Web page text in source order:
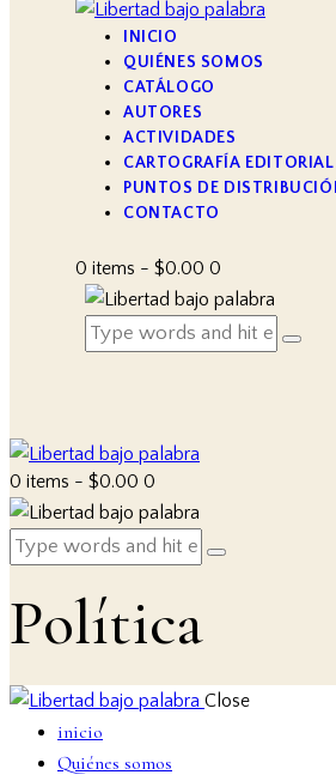
INICIO
QUIÉNES SOMOS
CATÁLOGO
AUTORES
ACTIVIDADES
CARTOGRAFÍA EDITORIAL
PUNTOS DE
CONTACTO
0 items - $0.00 0
0 items - $0.00 0
Política
Close
inicio
Quiénes somos